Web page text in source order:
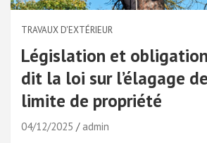
TRAVAUX D'EXTÉRIEUR
Législation et
dit la loi sur l’élagage
limite de propriété
04/12/2025
admin